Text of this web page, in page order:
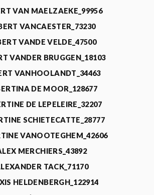
VAN MAELZAEKE_99956
VANCAESTER_73230
VANDE VELDE_47500
VANDER BRUGGEN_18103
VANHOOLANDT_34463
DE MOOR_128677
DE LEPELEIRE_32207
SCHIETECATTE_28777
VANOOTEGHEM_42606
MERCHIERS_43892
TACK_71170
HELDENBERGH_122914